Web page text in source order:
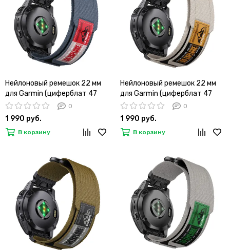
Нейлоновый ремешок 22 мм
для Garmin (циферблат 47
мм) QuickFit на липучке
(Синий гранит)
0
1 990 руб.
В корзину
Нейлоновый ремешок 22 мм
для Garmin (циферблат 47
мм) QuickFit на липучке
(Белый жемчуг)
0
1 990 руб.
В корзину